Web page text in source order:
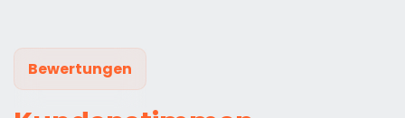
Bewertungen